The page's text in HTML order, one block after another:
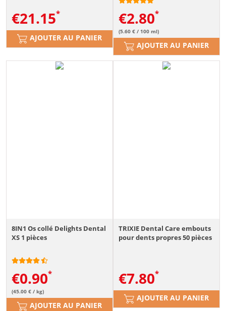
€21.15
AJOUTER AU PANIER
€2.80
(5.60 € / 100 ml)
AJOUTER AU PANIER
8IN1 Os collé Delights Dental
XS 1 pièces
€0.90
(45.00 € / kg)
AJOUTER AU PANIER
TRIXIE Dental Care embouts
pour dents propres 50 pièces
€7.80
AJOUTER AU PANIER